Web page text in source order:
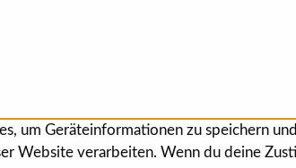
um Geräteinformationen zu speichern
Website verarbeiten. Wenn du deine